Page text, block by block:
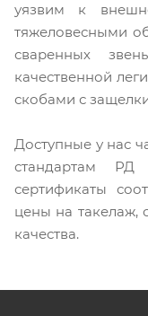
уязвим к
тяжеловесными
сваренных
качественной
скобами с
Доступные у нас
стандартам
сертификаты
цены на такелаж,
качества.